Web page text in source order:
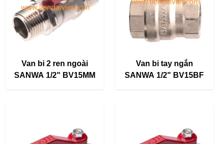
Van bi 2 ren ngoài
SANWA 1/2" BV15MM
Van bi tay ngắn
SANWA 1/2" BV15BF